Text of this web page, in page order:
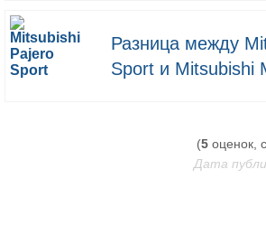
Разница между
Sport и Mitsubishi
(5 оценок,
Дата